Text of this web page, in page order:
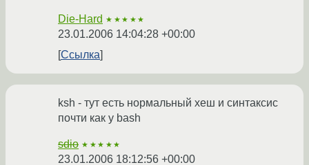
Die-Hard ★★★★★
23.01.2006 14:04:28 +00:00
Ссылка
ksh - тут есть нормальный хеш и синтаксис
почти как у bash
sdio ★★★★★
23.01.2006 18:12:56 +00:00